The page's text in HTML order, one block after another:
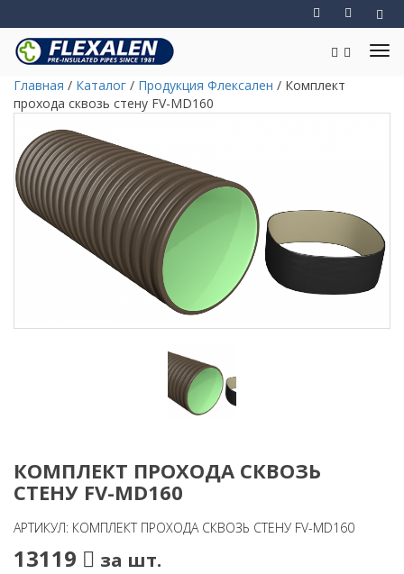
Главная / Каталог / Продукция Флексален / Комплект
прохода сквозь стену FV-MD160
КОМПЛЕКТ ПРОХОДА СКВОЗЬ
СТЕНУ FV-MD160
АРТИКУЛ: КОМПЛЕКТ ПРОХОДА СКВОЗЬ СТЕНУ FV-MD160
13119 за шт.